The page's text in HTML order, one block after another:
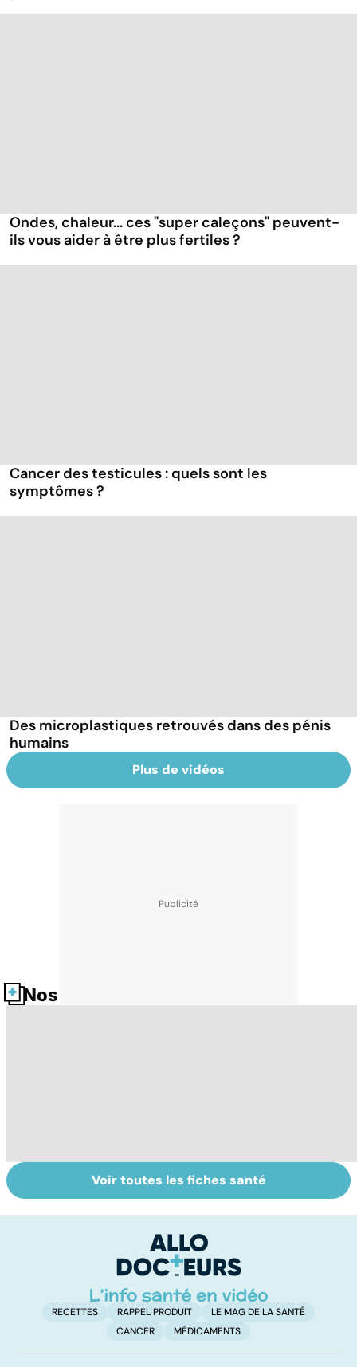
Ondes, chaleur... ces "super caleçons" peuvent-
ils vous aider à être plus fertiles ?
Cancer des testicules : quels sont les
symptômes ?
Des microplastiques retrouvés dans des pénis
humains
Plus de vidéos
Nos fiches santé
Cancer du
testicule, priorité
Tout savoir sur
les infections
Voir toutes les fiches santé
RECETTES RAPPEL PRODUIT
LE MAG DE LA SANTÉ
CANCER
MÉDICAMENTS